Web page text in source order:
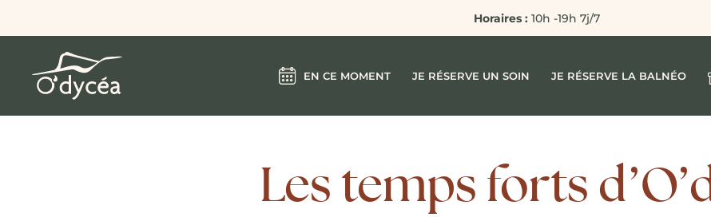
Horaires : 10h -19h 7j/7
EN CE MOMENT JE RÉSERVE UN SOIN JE RÉSERVE LA BALNÉO
Les temps forts